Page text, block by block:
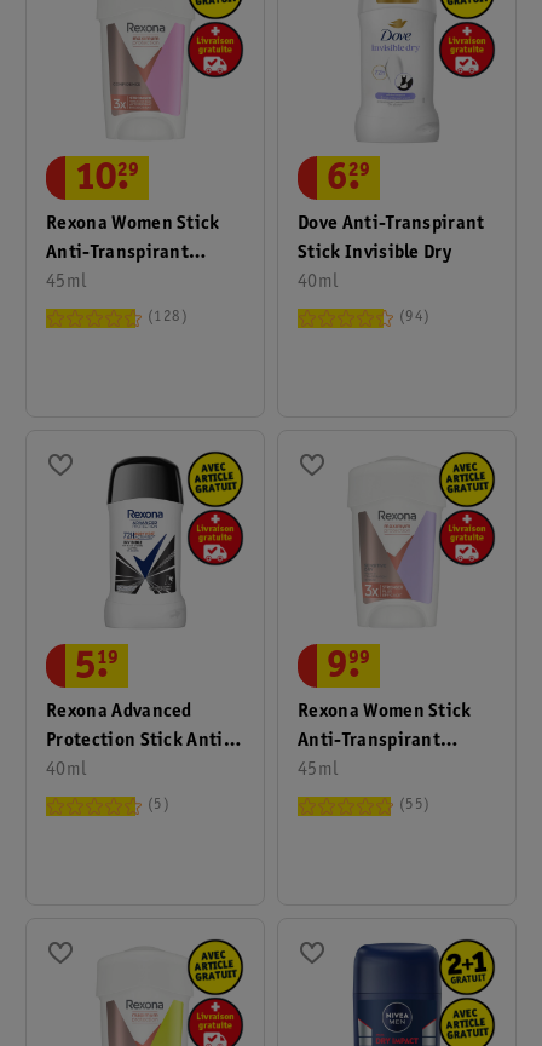
Rexona Women Stick
Anti-Transpirant
Maximum Protection
Confidence
45ml
10.
29
128
Dove Anti-Transpirant
Stick Invisible Dry
40ml
6.
29
94
Rexona Advanced
Protection Stick Anti-
Transpirant 72H
Invisible On Black &
40ml
5.
19
5
Rexona Women Stick
Anti-Transpirant
Maximum Protection
Sensitive Dry
45ml
9.
99
55